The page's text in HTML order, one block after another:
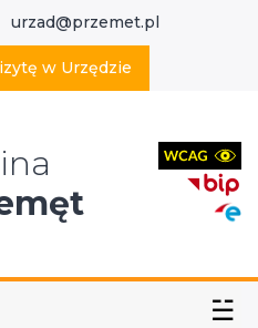
urzad@przemet.pl
w Urzędzie
☱